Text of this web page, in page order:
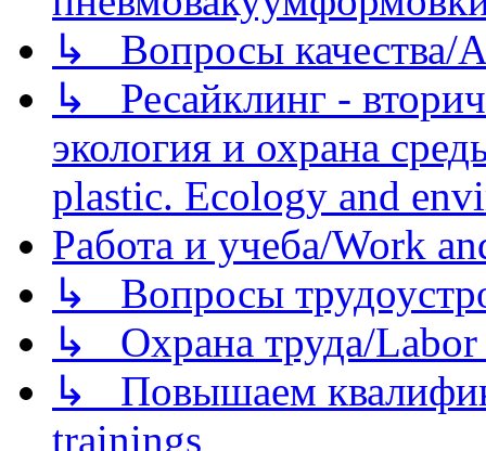
↳ Вопросы качества/
↳ Ресайклинг -
экология и охрана
plastic. Ecology and
Работа и учеба/Work
↳ Вопросы
↳ Охрана труда/Labor
↳ Повышаем
trainings